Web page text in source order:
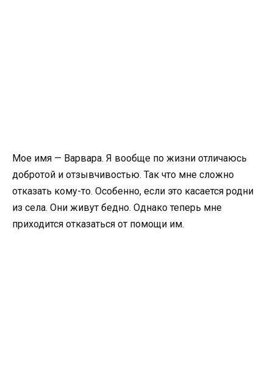
Мое имя — Варвара. Я вообще по жизни отличаюсь
добротой и отзывчивостью. Так что мне сложно
отказать кому-то. Особенно, если это касается родни
из села. Они живут бедно. Однако теперь мне
приходится отказаться от помощи им.